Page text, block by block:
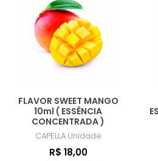
MAIOR PREÇO
FLAVOR SWEET MANGO
10ml ( ESSÊNCIA
CONCENTRADA )
CAPELLA Unidade
R$ 18,00